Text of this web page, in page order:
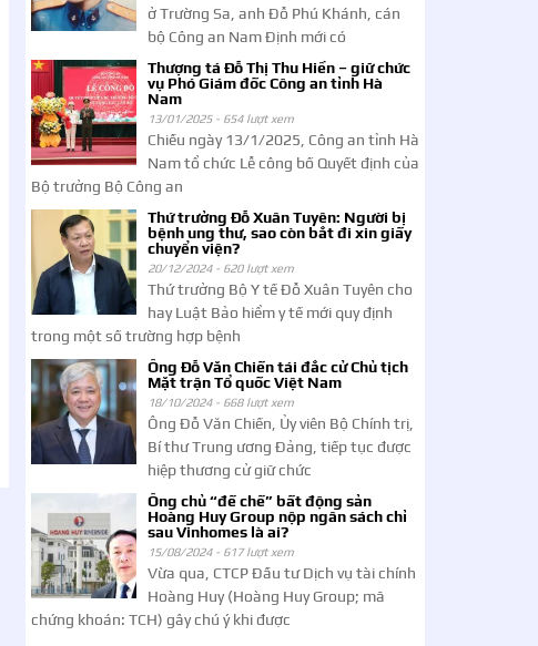
ở Trường Sa, anh Đỗ Phú Khánh, cán
bộ Công an Nam Định mới có
Thượng tá Đỗ Thị Thu Hiền – giữ chức
vụ Phó Giám đốc Công an tỉnh Hà
Nam
13/01/2025 - 654 lượt xem
Chiều ngày 13/1/2025, Công an tỉnh Hà
Nam tổ chức Lễ công bố Quyết định của
Bộ trưởng Bộ Công an
Thứ trưởng Đỗ Xuân Tuyên: Người bị
bệnh ung thư, sao còn bắt đi xin giấy
chuyển viện?
20/12/2024 - 620 lượt xem
Thứ trưởng Bộ Y tế Đỗ Xuân Tuyên cho
hay Luật Bảo hiểm y tế mới quy định
trong một số trường hợp bệnh
Ông Đỗ Văn Chiến tái đắc cử Chủ tịch
Mặt trận Tổ quốc Việt Nam
18/10/2024 - 668 lượt xem
Ông Đỗ Văn Chiến, Ủy viên Bộ Chính trị,
Bí thư Trung ương Đảng, tiếp tục được
hiệp thương cử giữ chức
Ông chủ “đế chế” bất động sản
Hoàng Huy Group nộp ngân sách chỉ
sau Vinhomes là ai?
15/08/2024 - 617 lượt xem
Vừa qua, CTCP Đầu tư Dịch vụ tài chính
Hoàng Huy (Hoàng Huy Group; mã
chứng khoán: TCH) gây chú ý khi được